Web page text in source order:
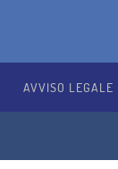
AVVISO LEGALE